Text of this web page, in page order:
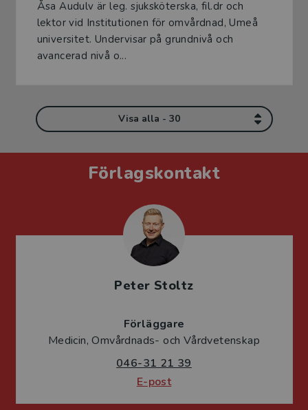
Åsa Audulv är leg. sjuksköterska, fil.dr och
lektor vid Institutionen för omvårdnad, Umeå
universitet. Undervisar på grundnivå och
avancerad nivå o...
Visa alla - 30
Förlagskontakt
Peter Stoltz
Förläggare
Medicin, Omvårdnads- och Vårdvetenskap
046-31 21 39
E-post